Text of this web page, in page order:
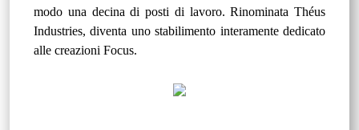
modo una decina di posti di lavoro. Rinominata Théus
Industries, diventa uno stabilimento interamente dedicato
alle creazioni Focus.